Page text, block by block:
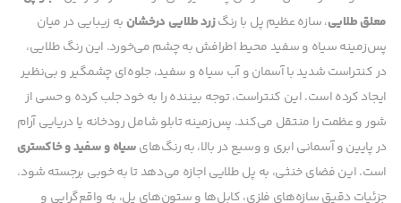
معلق طلایی، سازه عظیم پل با رنگزرد طلایی درخشان به زیبایی در میان
پس‌زمینه سیاه و سفید محیط اطرافش به چشم می‌خورد. این رنگ طلایی،
در کنتراست شدید با آسمان و آب سیاه و سفید، جلوه‌ای چشمگیر و بی‌نظیر
ایجاد کرده است. این کنتراست، توجه بیننده را به خود جلب کرده و حسی از
شور و عظمت را منتقل می‌کند. پس‌زمینه تابلو شامل رودخانه یا دریایی آرام
در پایین و آسمانی ابری و وسیع در بالا، به رنگ‌هایسیاه و سفید و خاکستری
است. این فضای خنثی، به پل طلایی اجازه می‌دهد تا به خوبی برجسته شود.
جزئیات دقیق سازه‌های فلزی، کابل‌ها و ستون‌های پل، به واقع‌گرایی و